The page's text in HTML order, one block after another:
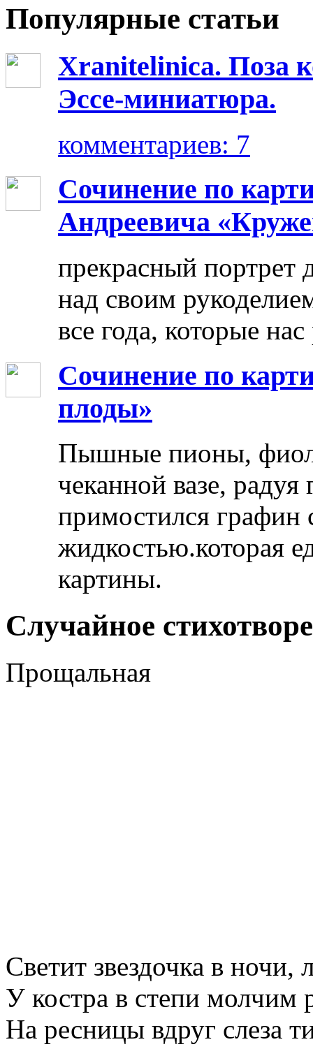
Популярные статьи
Xranitelinica. Поза
Эссе-миниатюра.
комментариев: 7
Сочинение по
Андреевича
прекрасный портрет
над своим
все года, которые
Сочинение по
плоды»
Пышные пионы,
чеканной вазе,
примостился графин
жидкостью.которая
картины.
Случайное
Прощальная
Светит звездочка в ночи,
У костра в степи молчим
На ресницы вдруг слеза